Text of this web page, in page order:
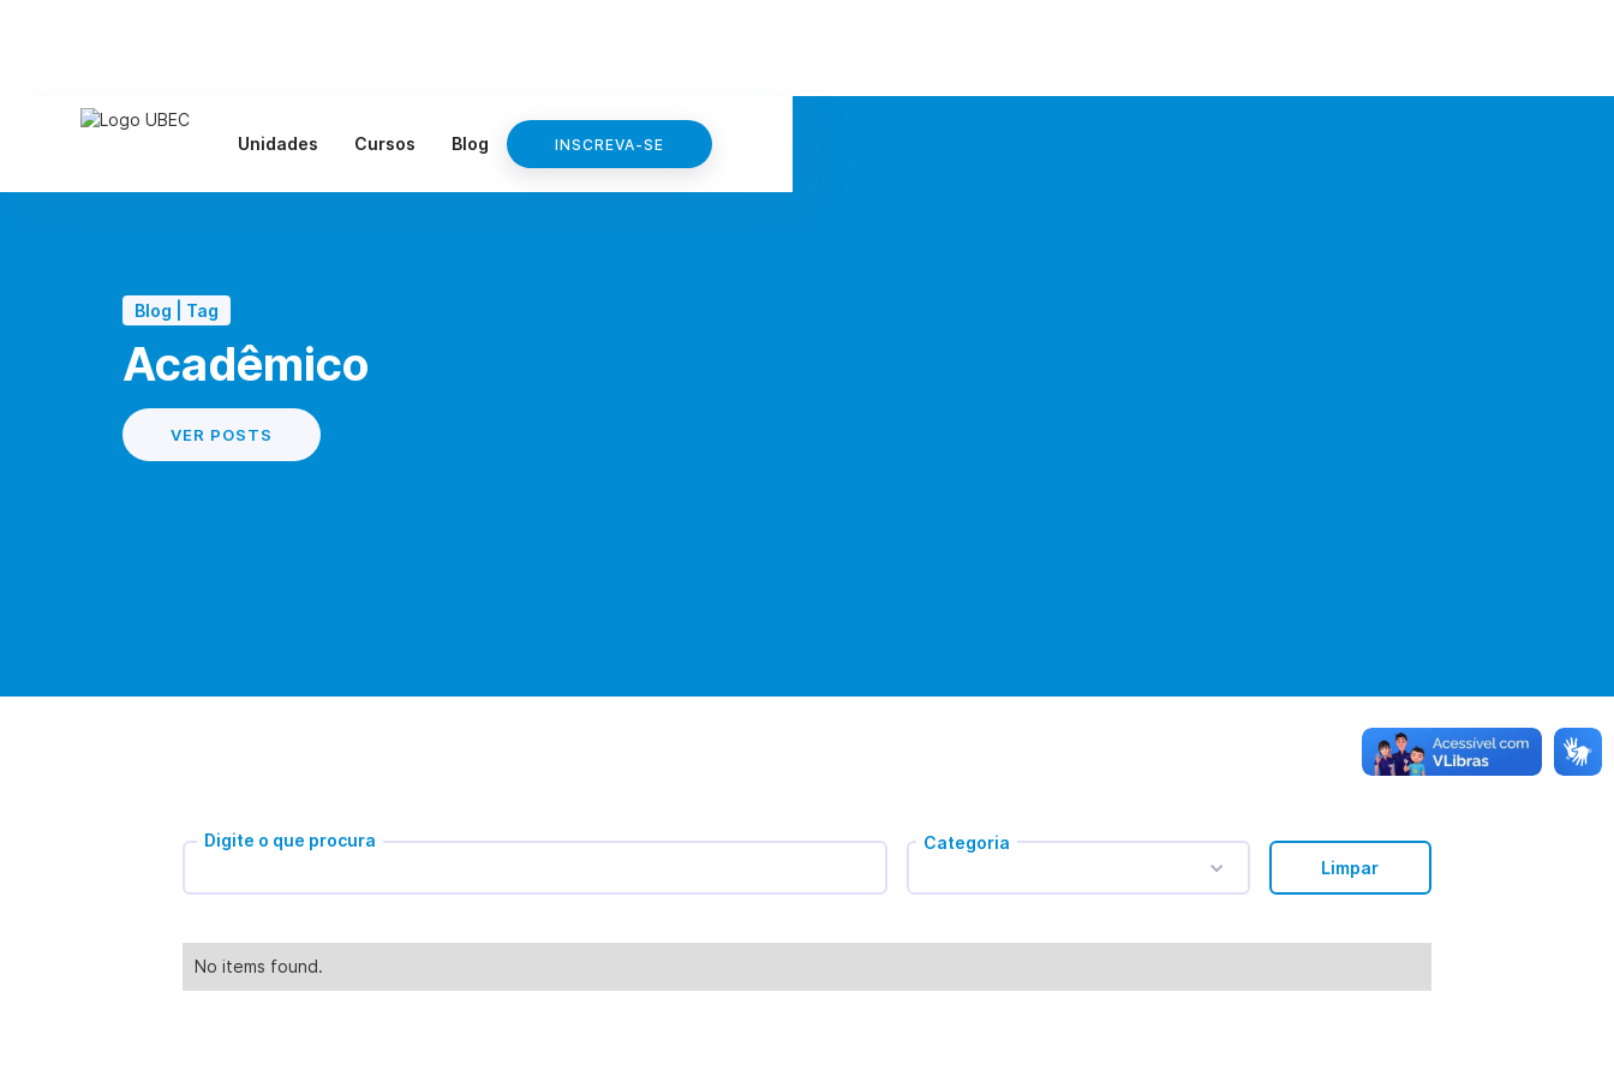
Unidades Cursos Blog INSCREVA-SE
Blog | Tag
Acadêmico
VER POSTS
Digite o que procura
Categoria
Limpar
No items found.